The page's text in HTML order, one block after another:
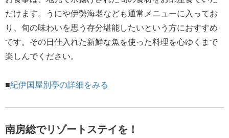
だけます。うにや伊勢海老なども通常メニューに入ってお
り、旬の味わいを思う存分堪能したいという方におすすめ
です。その日仕入れた新鮮な魚を使った料理を心ゆくまで
楽しんでください。
■紀伊国屋別亭の詳細をみる
南房総でリゾートステイを！